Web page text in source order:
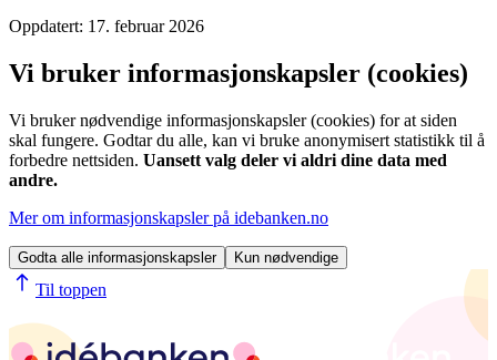
Oppdatert: 17. februar 2026
Vi bruker informasjonskapsler (cookies)
Vi bruker nødvendige informasjonskapsler (cookies) for at siden
skal fungere. Godtar du alle, kan vi bruke anonymisert statistikk til å
forbedre nettsiden. Uansett valg deler vi aldri dine data med
andre.
Mer om informasjonskapsler på idebanken.no
Godta alle informasjonskapsler Kun nødvendige
Til toppen